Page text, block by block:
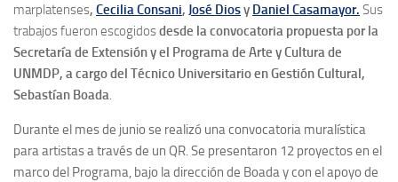
marplatenses, Cecilia Consani, José Diosy Daniel Casamayor. Sus
trabajos fueron escogidosdesde la convocatoria propuesta por la
Secretaría de Extensión y el Programa de Arte y Cultura de
UNMDP, a cargo del Técnico Universitario en Gestión Cultural,
Sebastían Boada.
Durante el mes de junio se realizó una convocatoria muralística
para artistas a través de un QR. Se presentaron 12 proyectos en el
marco del Programa, bajo la dirección de Boada y con el apoyo de